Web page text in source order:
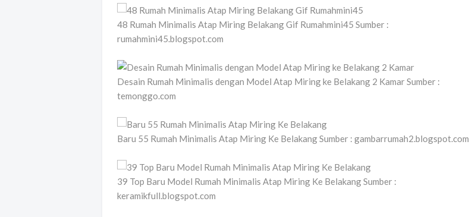
48 Rumah Minimalis Atap Miring Belakang Gif Rumahmini45 Sumber :
rumahmini45.blogspot.com
Desain Rumah Minimalis dengan Model Atap Miring ke Belakang 2 Kamar Sumber :
temonggo.com
Baru 55 Rumah Minimalis Atap Miring Ke Belakang Sumber : gambarrumah2.blogspot.com
39 Top Baru Model Rumah Minimalis Atap Miring Ke Belakang Sumber :
keramikfull.blogspot.com